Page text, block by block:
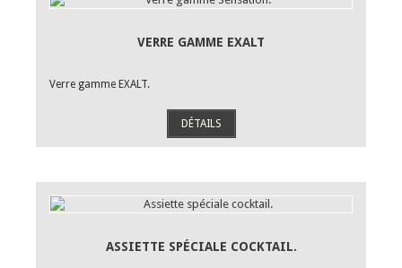
VERRE GAMME EXALT
Verre gamme EXALT.
DÉTAILS
ASSIETTE SPÉCIALE COCKTAIL.